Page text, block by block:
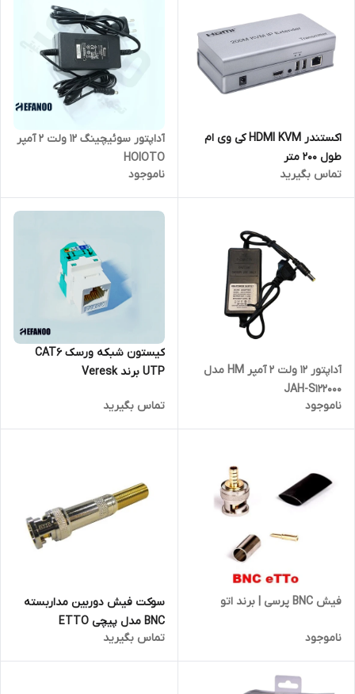
اکستندر HDMI KVM کی وی ام
طول 200 متر
تماس بگیرید
آداپتور سوئیچینگ 12 ولت 2 آمپر
HOIOTO
ناموجود
آداپتور 12 ولت 2 آمپر HM مدل
JAH-S122000
ناموجود
کیستون شبکه ورسک CAT6
UTP برند Veresk
تماس بگیرید
فیش BNC پرسی | برند اتو
ناموجود
سوکت فیش دوربین مداربسته
BNC مدل پیچی ETTO
تماس بگیرید